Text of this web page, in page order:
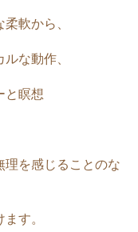
軟から、
な動作、
と瞑想
理を感じることのな
す。